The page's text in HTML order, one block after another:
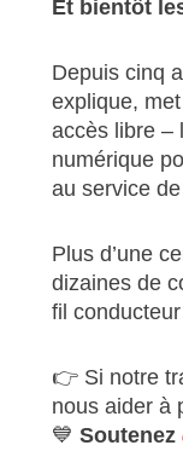
Et bientôt
Depuis cinq
explique,
accès libre –
numérique
au service
Plus d’une
dizaines de
fil
👉 Si notre
nous aider à
💙 Soutenez